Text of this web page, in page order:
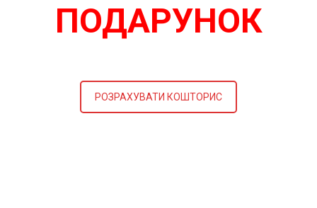
ПОДАРУНОК
РОЗРАХУВАТИ КОШТОРИС